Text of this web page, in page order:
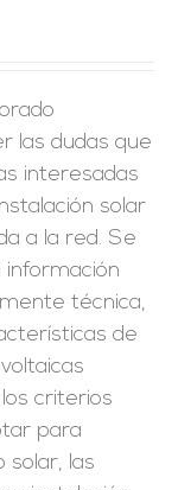
las dudas que
interesadas
solar
a la red. Se
técnica,
de
criterios
para
solar, las